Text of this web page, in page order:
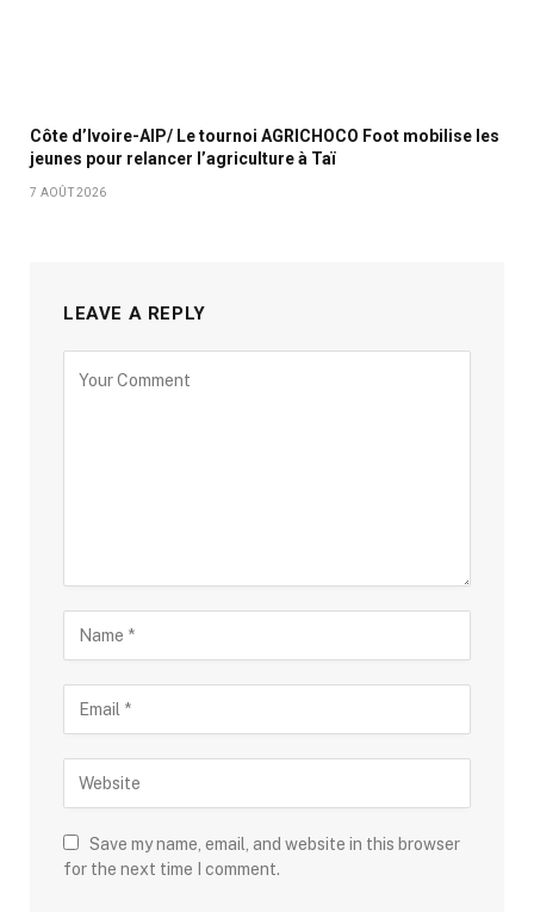
Côte d’Ivoire-AIP/ Le tournoi AGRICHOCO Foot mobilise les
jeunes pour relancer l’agriculture à Taï
7 AOÛT 2026
LEAVE A REPLY
Save my name, email, and website in this browser
for the next time I comment.